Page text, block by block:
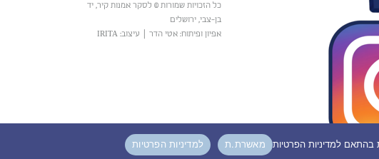
מאשרת.ת למדיניות הפרטיות
כל הזכויות שמורות © לסקר אמנות קיר, יד
בן-צבי, ירושלים
אפיון ופיתוח: אטי הדר
עיצוב: IRITA